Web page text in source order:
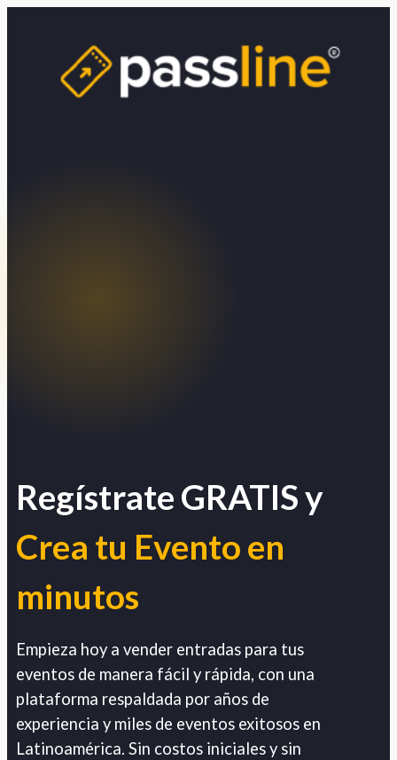
Regístrate GRATIS y
Crea tu Evento en
minutos
Empieza hoy a vender entradas para tus
eventos de manera fácil y rápida, con una
plataforma respaldada por años de
experiencia y miles de eventos exitosos en
Latinoamérica. Sin costos iniciales y sin